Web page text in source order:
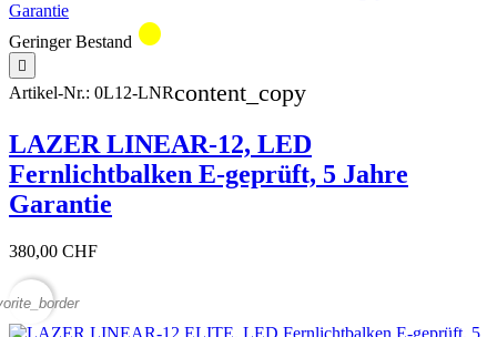
Geringer Bestand circle

Artikel-Nr.: 0L12-LNRcontent_copy
LAZER LINEAR-12, LED
Fernlichtbalken E-geprüft, 5 Jahre
Garantie
380,00 CHF